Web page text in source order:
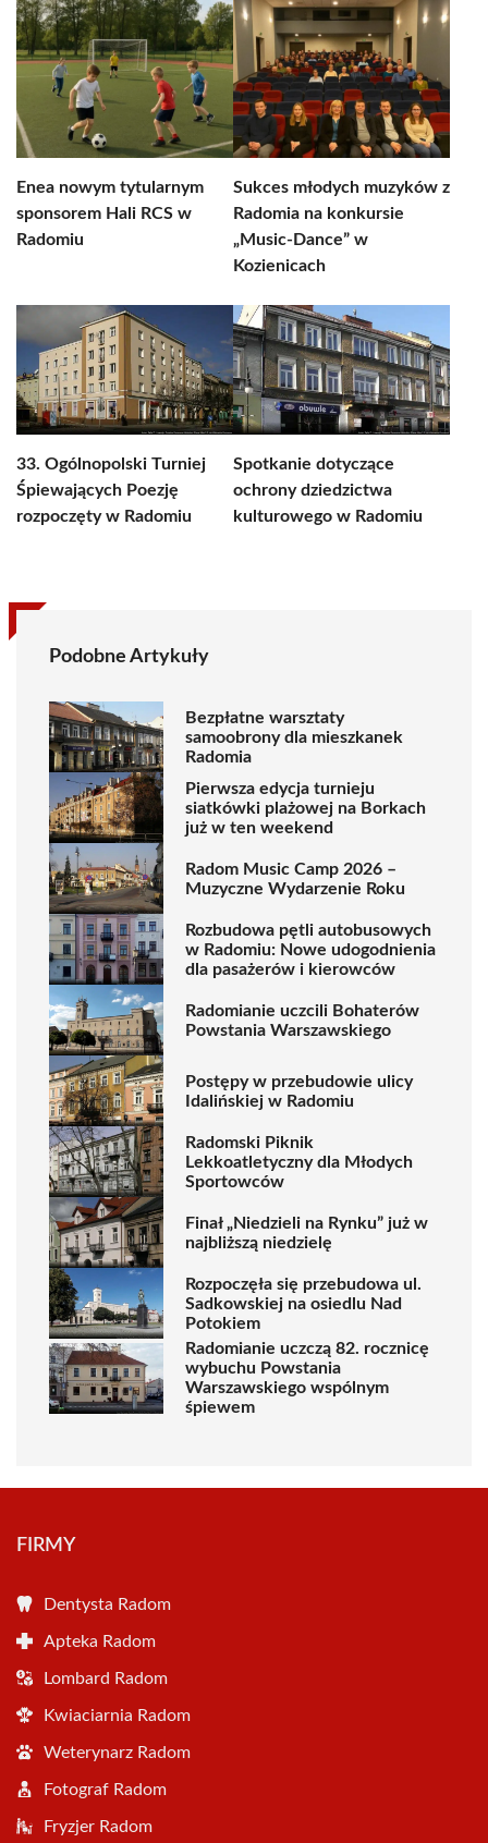
Enea nowym tytularnym
sponsorem Hali RCS w
Radomiu
Sukces młodych muzyków z
Radomia na konkursie
„Music-Dance” w
Kozienicach
33. Ogólnopolski Turniej
Śpiewających Poezję
rozpoczęty w Radomiu
Spotkanie dotyczące
ochrony dziedzictwa
kulturowego w Radomiu
Podobne Artykuły
Bezpłatne warsztaty
samoobrony dla mieszkanek
Radomia
Pierwsza edycja turnieju
siatkówki plażowej na Borkach
już w ten weekend
Radom Music Camp 2026 –
Muzyczne Wydarzenie Roku
Rozbudowa pętli autobusowych
w Radomiu: Nowe udogodnienia
dla pasażerów i kierowców
Radomianie uczcili Bohaterów
Powstania Warszawskiego
Postępy w przebudowie ulicy
Idalińskiej w Radomiu
Radomski Piknik
Lekkoatletyczny dla Młodych
Sportowców
Finał „Niedzieli na Rynku” już w
najbliższą niedzielę
Rozpoczęła się przebudowa ul.
Sadkowskiej na osiedlu Nad
Potokiem
Radomianie uczczą 82. rocznicę
wybuchu Powstania
Warszawskiego wspólnym
śpiewem
FIRMY
Dentysta Radom
Apteka Radom
Lombard Radom
Kwiaciarnia Radom
Weterynarz Radom
Fotograf Radom
Fryzjer Radom